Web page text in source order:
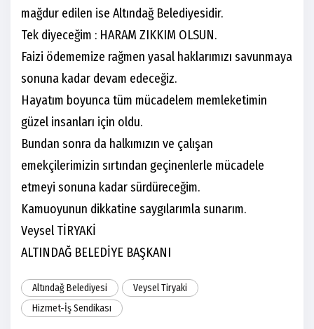
mağdur edilen ise Altındağ Belediyesidir.
Tek diyeceğim : HARAM ZIKKIM OLSUN.
Faizi ödememize rağmen yasal haklarımızı savunmaya
sonuna kadar devam edeceğiz.
Hayatım boyunca tüm mücadelem memleketimin
güzel insanları için oldu.
Bundan sonra da halkımızın ve çalışan
emekçilerimizin sırtından geçinenlerle mücadele
etmeyi sonuna kadar sürdüreceğim.
Kamuoyunun dikkatine saygılarımla sunarım.
Veysel TİRYAKİ
ALTINDAĞ BELEDİYE BAŞKANI
Altındağ Belediyesi
Veysel Tiryaki
Hizmet-İş Sendikası